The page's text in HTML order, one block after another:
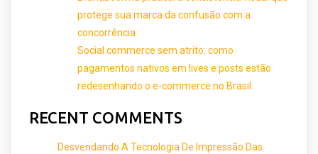
protege sua marca da confusão com a
concorrência
Social commerce sem atrito: como
pagamentos nativos em lives e posts estão
redesenhando o e-commerce no Brasil
RECENT COMMENTS
Desvendando A Tecnologia De Impressão Das